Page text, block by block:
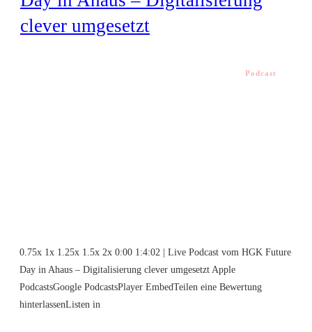
clever umgesetzt
Podcast
0.75x 1x 1.25x 1.5x 2x 0:00 1:4:02 | Live Podcast vom HGK Future
Day in Ahaus – Digitalisierung clever umgesetzt Apple
PodcastsGoogle PodcastsPlayer EmbedTeilen eine Bewertung
hinterlassenListen in